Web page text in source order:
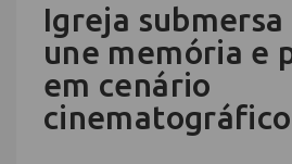
Igreja submersa
une memória e
em cenário
cinematográfico